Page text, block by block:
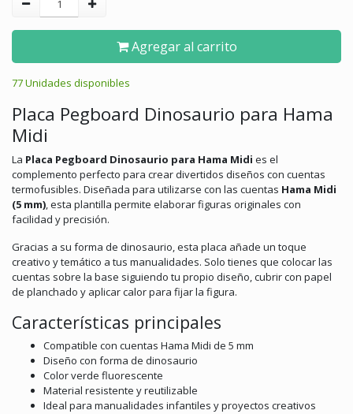
Agregar al carrito
77 Unidades disponibles
Placa Pegboard Dinosaurio para Hama
Midi
La Placa Pegboard Dinosaurio para Hama Midi es el
complemento perfecto para crear divertidos diseños con cuentas
termofusibles. Diseñada para utilizarse con las cuentas Hama Midi
(5 mm), esta plantilla permite elaborar figuras originales con
facilidad y precisión.
Gracias a su forma de dinosaurio, esta placa añade un toque
creativo y temático a tus manualidades. Solo tienes que colocar las
cuentas sobre la base siguiendo tu propio diseño, cubrir con papel
de planchado y aplicar calor para fijar la figura.
Características principales
Compatible con cuentas Hama Midi de 5 mm
Diseño con forma de dinosaurio
Color verde fluorescente
Material resistente y reutilizable
Ideal para manualidades infantiles y proyectos creativos